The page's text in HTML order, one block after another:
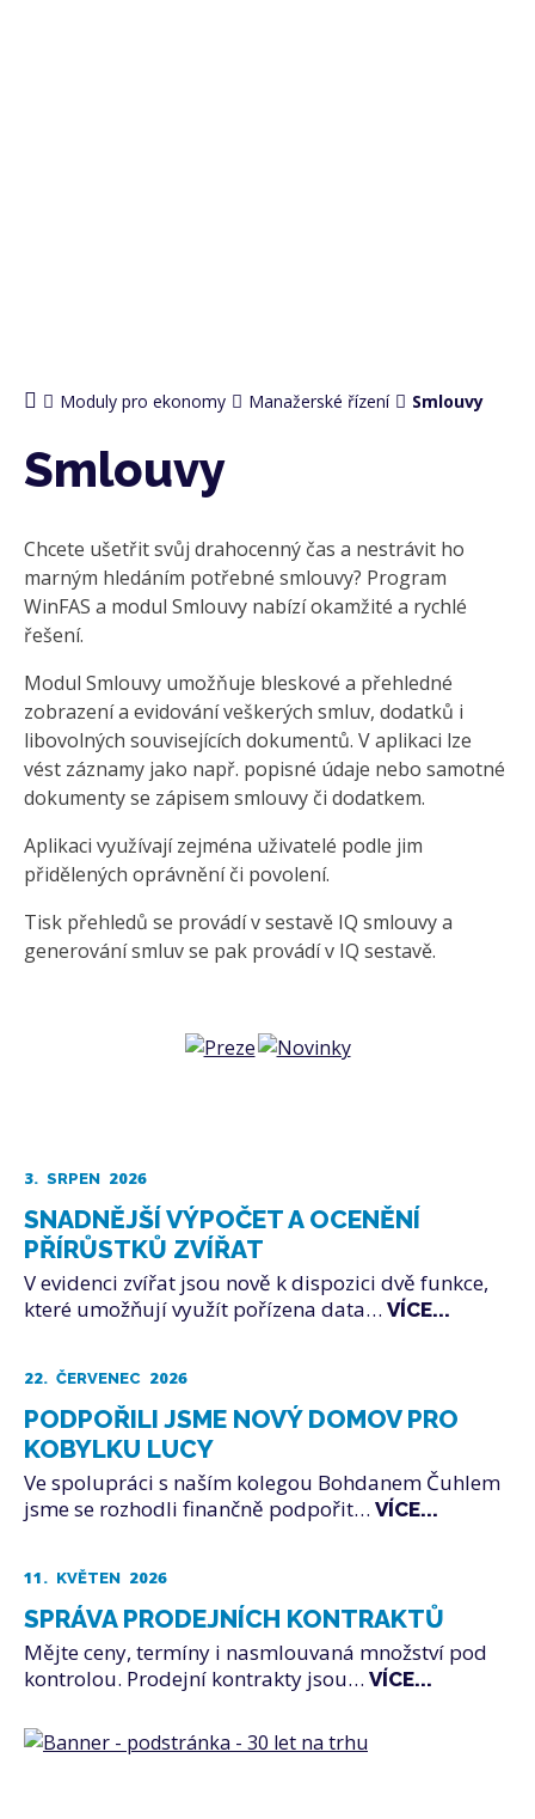
Moduly pro ekonomy Manažerské řízení Smlouvy
Smlouvy
Chcete ušetřit svůj drahocenný čas a nestrávit ho
marným hledáním potřebné smlouvy? Program
WinFAS a modul Smlouvy nabízí okamžité a rychlé
řešení.
Modul Smlouvy umožňuje bleskové a přehledné
zobrazení a evidování veškerých smluv, dodatků i
libovolných souvisejících dokumentů. V aplikaci lze
vést záznamy jako např. popisné údaje nebo samotné
dokumenty se zápisem smlouvy či dodatkem.
Aplikaci využívají zejména uživatelé podle jim
přidělených oprávnění či povolení.
Tisk přehledů se provádí v sestavě IQ smlouvy a
generování smluv se pak provádí v IQ sestavě.
3. SRPEN 2026
SNADNĚJŠÍ VÝPOČET A OCENĚNÍ
PŘÍRŮSTKŮ ZVÍŘAT
V evidenci zvířat jsou nově k dispozici dvě funkce,
které umožňují využít pořízena data… VÍCE...
22. ČERVENEC 2026
PODPOŘILI JSME NOVÝ DOMOV PRO
KOBYLKU LUCY
Ve spolupráci s naším kolegou Bohdanem Čuhlem
jsme se rozhodli finančně podpořit… VÍCE...
11. KVĚTEN 2026
SPRÁVA PRODEJNÍCH KONTRAKTŮ
Mějte ceny, termíny i nasmlouvaná množství pod
kontrolou. Prodejní kontrakty jsou… VÍCE...